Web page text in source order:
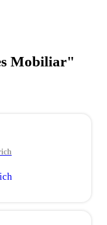
Mobiliar"